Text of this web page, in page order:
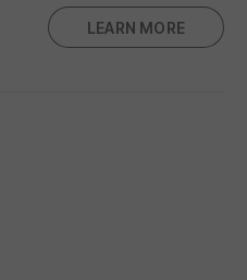
LEARN MORE